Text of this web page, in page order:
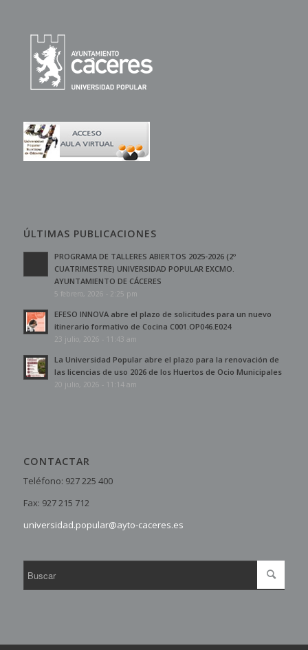
ÚLTIMAS PUBLICACIONES
PROGRAMA DE TALLERES ABIERTOS 2025-2026 (2º
CUATRIMESTRE) UNIVERSIDAD POPULAR EXCMO.
AYUNTAMIENTO DE CÁCERES
5 febrero, 2026 - 2:25 pm
EFESO INNOVA abre el plazo de solicitudes para un nuevo
itinerario formativo de Cocina C001.OP046.E024
23 julio, 2026 - 11:43 am
La Universidad Popular abre el plazo para la renovación de
las licencias de uso 2026 de los Huertos de Ocio Municipales
20 julio, 2026 - 11:14 am
CONTACTAR
Teléfono: 927 225 400
Fax: 927 215 712
universidad.popular@ayto-caceres.es